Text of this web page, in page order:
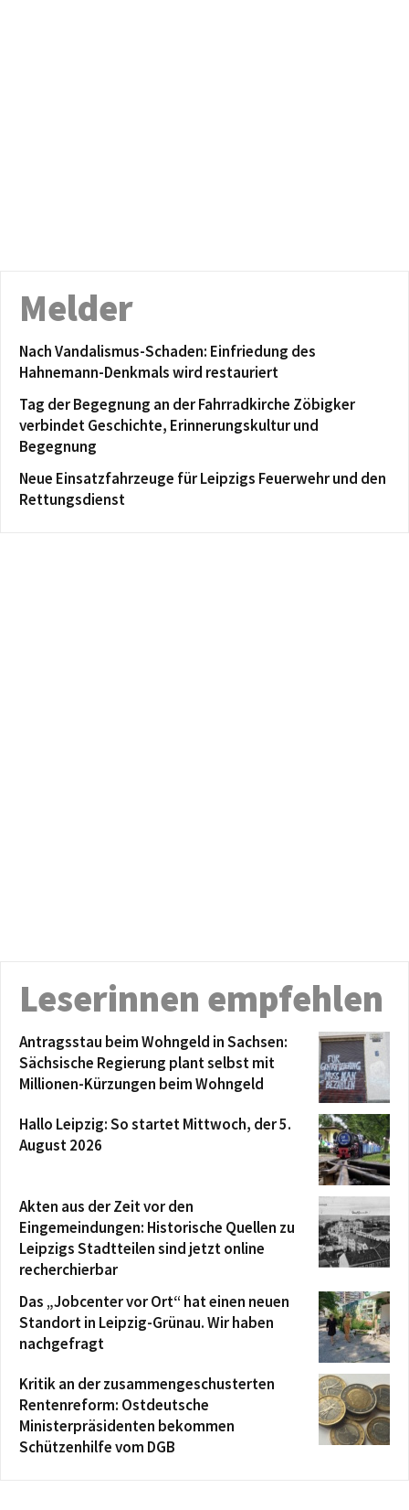
Melder
Nach Vandalismus-Schaden: Einfriedung des
Hahnemann-Denkmals wird restauriert
Tag der Begegnung an der Fahrradkirche Zöbigker
verbindet Geschichte, Erinnerungskultur und
Begegnung
Neue Einsatzfahrzeuge für Leipzigs Feuerwehr und den
Rettungsdienst
Leserinnen empfehlen
Antragsstau beim Wohngeld in Sachsen:
Sächsische Regierung plant selbst mit
Millionen-Kürzungen beim Wohngeld
Hallo Leipzig: So startet Mittwoch, der 5.
August 2026
Akten aus der Zeit vor den
Eingemeindungen: Historische Quellen zu
Leipzigs Stadtteilen sind jetzt online
recherchierbar
Das „Jobcenter vor Ort“ hat einen neuen
Standort in Leipzig-Grünau. Wir haben
nachgefragt
Kritik an der zusammengeschusterten
Rentenreform: Ostdeutsche
Ministerpräsidenten bekommen
Schützenhilfe vom DGB